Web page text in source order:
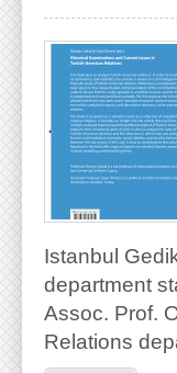
Istanbul
department
Assoc. Prof.
Relations